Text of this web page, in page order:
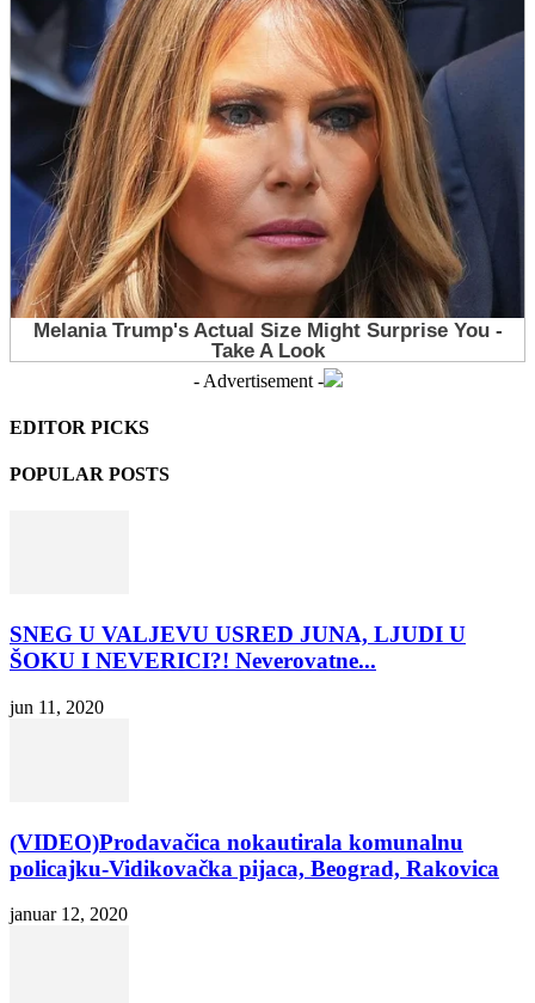
- Advertisement -
EDITOR PICKS
POPULAR POSTS
SNEG U VALJEVU USRED JUNA, LJUDI U
ŠOKU I NEVERICI?! Neverovatne...
jun 11, 2020
(VIDEO)Prodavačica nokautirala komunalnu
policajku-Vidikovačka pijaca, Beograd, Rakovica
januar 12, 2020